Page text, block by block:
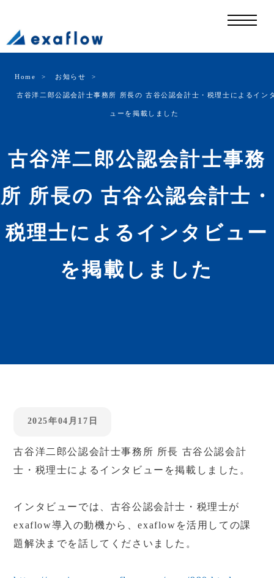
Home お知らせ
古谷洋二郎公認会計士事務所 所長の 古谷公認会計士・税理士によるイン
ューを掲載しました
古谷洋二郎公認会計士事務
所 所長の 古谷公認会計士・
税理士によるインタビュー
を掲載しました
2025年04月17日
古谷洋二郎公認会計士事務所 所長 古谷公認会計
士・税理士によるインタビューを掲載しました。
インタビューでは、古谷公認会計士・税理士が
exaflow導入の動機から、exaflowを活用しての課
題解決までを話してくださいました。